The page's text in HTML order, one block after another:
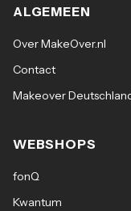
ALGEMEEN
Over MakeOver.nl
Contact
Makeover
WEBSHOPS
fonQ
Kwantum